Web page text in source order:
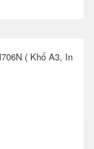
( Khổ A3, In